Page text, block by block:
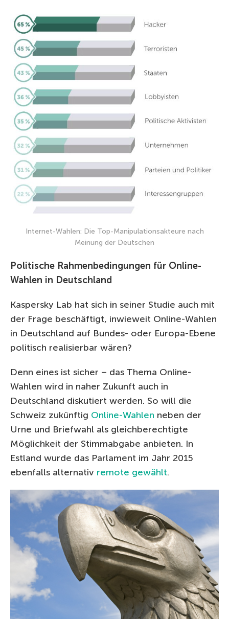
Internet-Wahlen: Die Top-Manipulationsakteure nach
Meinung der Deutschen
Politische Rahmenbedingungen für Online-
Wahlen in Deutschland
Kaspersky Lab hat sich in seiner Studie auch mit
der Frage beschäftigt, inwieweit Online-Wahlen
in Deutschland auf Bundes- oder Europa-Ebene
politisch realisierbar wären?
Denn eines ist sicher – das Thema Online-
Wahlen wird in naher Zukunft auch in
Deutschland diskutiert werden. So will die
Schweiz zukünftig Online-Wahlen neben der
Urne und Briefwahl als gleichberechtigte
Möglichkeit der Stimmabgabe anbieten. In
Estland wurde das Parlament im Jahr 2015
ebenfalls alternativ remote gewählt.